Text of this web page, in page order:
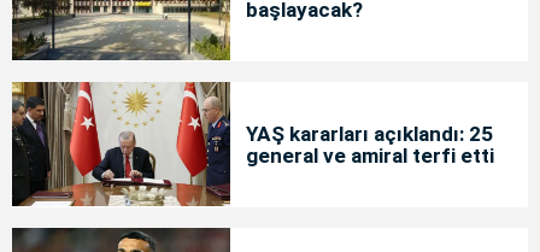
başlayacak?
YAŞ kararları açıklandı: 25
general ve amiral terfi etti